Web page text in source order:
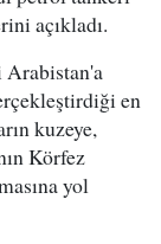
açıkladı.
Arabistan'a
en
kuzeye,
Körfez
yol